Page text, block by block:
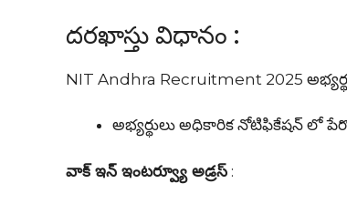
దరఖాస్తు విధానం :
NIT Andhra Recruitment 2025
అభ్యర్థులు అధికారిక నోటిఫికేషన్ లో
వాక్ ఇన్ ఇంటర్వ్యూ అడ్రస్ :